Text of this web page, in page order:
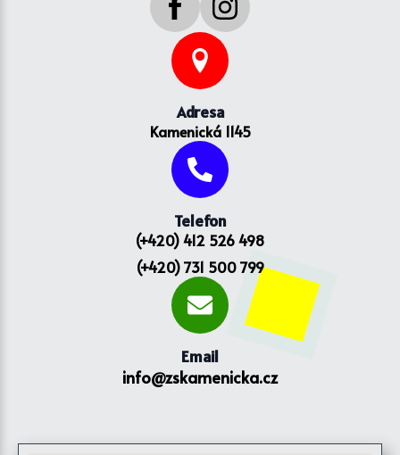
Adresa
Kamenická 1145
Telefon
(+420) 412 526 498
(+420) 731 500 799
Email
info@zskamenicka.cz